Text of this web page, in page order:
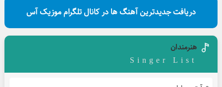
دریافت جدیدترین آهنگ ها در کانال تلگرام موزیک آس
هنرمندان
Singer List